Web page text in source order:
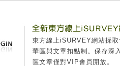
東方線上iSURVEY網站採
華區與文章扣點制。保存深
區文章僅對VIP會員開放。